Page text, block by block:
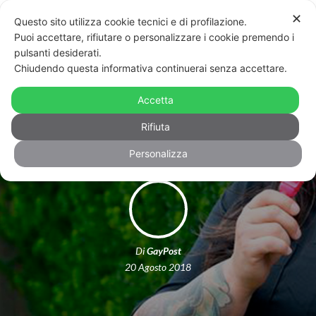
Inghilterra, scende in campo la prima
arbitra trans
DiGayPost
20 Agosto 2018
✕
Questo sito utilizza cookie tecnici e di profilazione.
Puoi accettare, rifiutare o personalizzare i cookie premendo i
pulsanti desiderati.
Chiudendo questa informativa continuerai senza accettare.
Accetta
Rifiuta
Personalizza